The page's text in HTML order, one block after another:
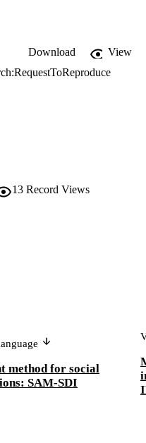
Download
View
13 Record Views
method for social
SAM-SDI